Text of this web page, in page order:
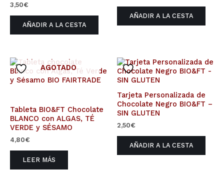
3,50€
AÑADIR A LA CESTA
AÑADIR A LA CESTA
AGOTADO
Tableta BIO&FT Chocolate
BLANCO con ALGAS, TÉ
VERDE y SÉSAMO
4,80€
LEER MÁS
Tarjeta Personalizada de
Chocolate Negro BIO&FT –
SIN GLUTEN
2,50€
AÑADIR A LA CESTA